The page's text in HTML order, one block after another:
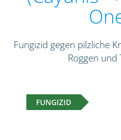
Fungizid gegen pilzliche
Roggen und
FUNGIZID